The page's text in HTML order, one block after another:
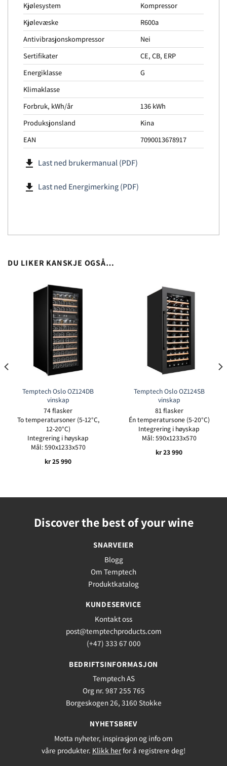
Kjølesystem
Kompressor
Kjølevæske
R600a
Antivibrasjonskompressor
Nei
Sertifikater
CE, CB, ERP
Energiklasse
G
Klimaklasse
Forbruk, kWh/år
136 kWh
Produksjonsland
Kina
EAN
7090013678917
file_download Last ned brukermanual (PDF)
file_download Last ned Energimerking (PDF)
DU LIKER KANSKJE OGSÅ…
Temptech Oslo OZ124DB
vinskap
74 flasker
To temperatursoner (5-12°C,
12-20°C)
Integrering i høyskap
Mål: 590x1233x570
kr25 990
Temptech Oslo OZ124SB
vinskap
81 flasker
Én temperatursone (5-20°C)
Integrering i høyskap
Mål: 590x1233x570
kr23 990
Discover the best of your wine
SNARVEIER
Blogg
Om Temptech
Produktkatalog
KUNDESERVICE
Kontakt oss
post@temptechproducts.com
(+47) 333 67 000
BEDRIFTSINFORMASJON
Temptech AS
Org nr. 987 255 765
Borgeskogen 26, 3160 Stokke
NYHETSBREV
Motta nyheter, inspirasjon og info om
våre produkter. Klikk herfor å registrere deg!